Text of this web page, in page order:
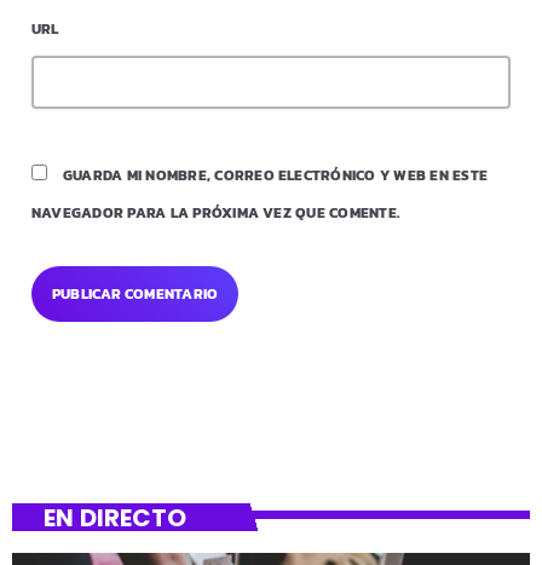
URL
GUARDA MI NOMBRE, CORREO ELECTRÓNICO Y WEB EN ESTE
NAVEGADOR PARA LA PRÓXIMA VEZ QUE COMENTE.
EN DIRECTO